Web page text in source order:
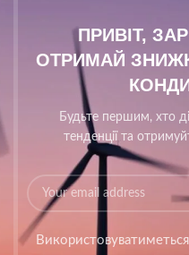
ПРИВІТ,
ОТРИМАЙ
Будьте першим, хто
тенденції та